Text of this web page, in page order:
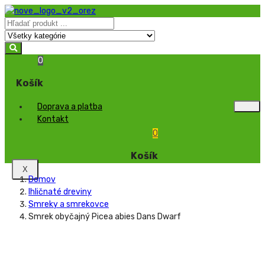
0
Košík
Doprava a platba
Kontakt
X
0
Košík
Domov
Ihličnaté dreviny
Smreky a smrekovce
Smrek obyčajný Picea abies Dans Dwarf